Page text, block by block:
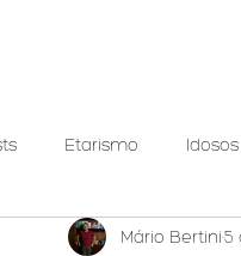
Etarismo Idosos
Cuidar Pode Ser Leve
Mário Bertini5